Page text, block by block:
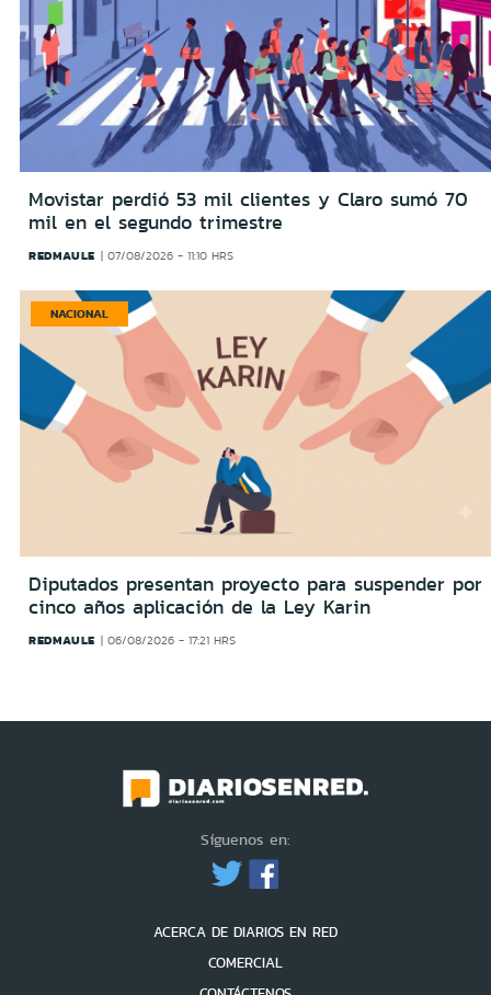
Movistar perdió 53 mil clientes y Claro sumó 70
mil en el segundo trimestre
REDMAULE 07/08/2026 - 11:10 HRS
NACIONAL
Diputados presentan proyecto para suspender por
cinco años aplicación de la Ley Karin
REDMAULE 06/08/2026 - 17:21 HRS
Síguenos en:
ACERCA DE DIARIOS EN RED
COMERCIAL